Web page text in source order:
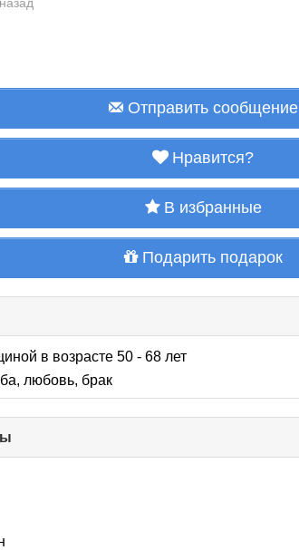
Отправить сообщение
Нравится?
В избранные
Подарить подарок
в возрасте 50 - 68 лет
любовь, брак
to